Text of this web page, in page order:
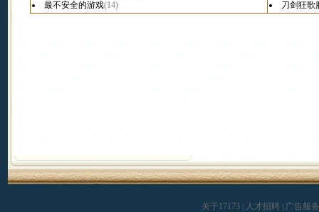
最不安全的游戏(14)
刀剑狂歌
关于17173 人才招聘 广告服务